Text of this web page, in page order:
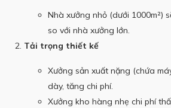
Nhà xưởng nhỏ (dưới 1000m²)
so với nhà xưởng lớn.
Tải trọng thiết kế
Xưởng sản xuất nặng (chứa
dày, tăng chi phí.
Xưởng kho hàng nhẹ chi phí